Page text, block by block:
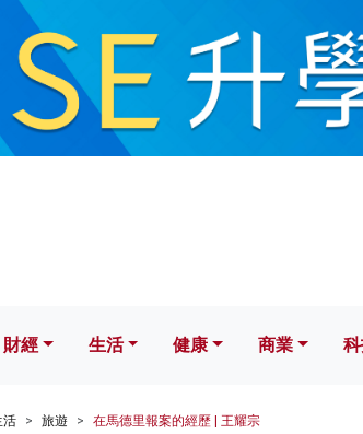
生活 健康
財經 生活 健康 商業
活 旅遊 在馬德里報案的經歷 | 王耀宗